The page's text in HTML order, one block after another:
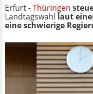
Erfurt -Thüringen
Landtagswahl laut
eine schwierige